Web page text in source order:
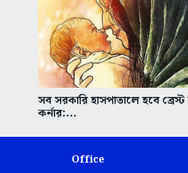
সব সরকারি হাসপাতালে হবে ব্রেস্ট
কর্নার:...
Office